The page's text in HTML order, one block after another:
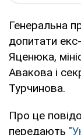
Генеральна
допитати
Яценюка,
Авакова і
Турчинова.
Про це
передають